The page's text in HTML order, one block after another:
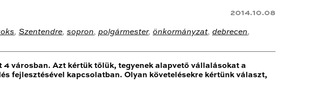
2014.10.08
, Szentendre, sopron, polgármester, önkormányzat, debrecen,
városban. Azt kértük tőlük, tegyenek alapvető vállalásokat a
fejlesztésével kapcsolatban. Olyan követelésekre kértünk választ,